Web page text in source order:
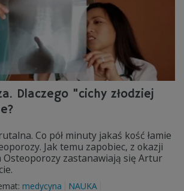
Dlaczego "cichy złodziej
Co pół minuty jakaś kość łamie
Jak temu zapobiec, z okazji
Osteoporozy zastanawiają się Artur
medycyna NAUKA